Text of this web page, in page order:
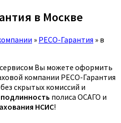
в Москве
» РЕСО-Гарантия » в
Вы можете оформить
компании РЕСО-Гарантия
скрытых комиссий и
подлинность полиса ОСАГО и
НСИС!